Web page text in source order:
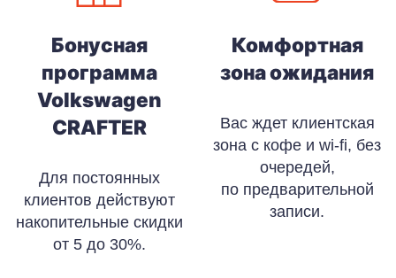
Бонусная
программа
Volkswagen
CRAFTER
Для постоянных
клиентов действуют
накопительные скидки
от 5 до 30%.
Комфортная
зона ожидания
Вас ждет клиентская
зона с кофе и wi-fi, без
очередей,
по предварительной
записи.